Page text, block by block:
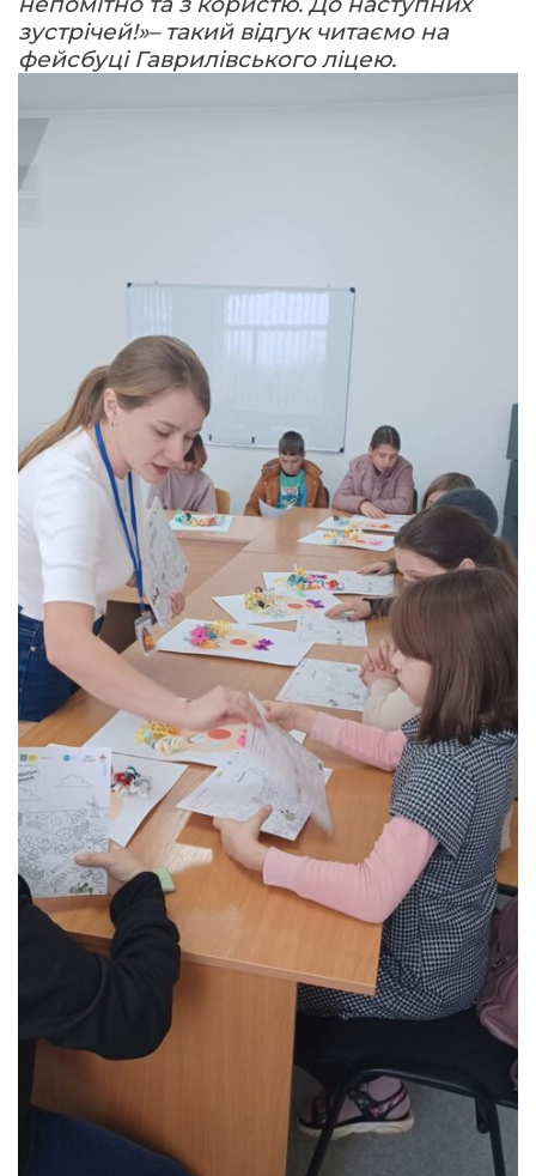
зустрічей!»– такий відгук читаємо на
фейсбуці Гаврилівського ліцею.